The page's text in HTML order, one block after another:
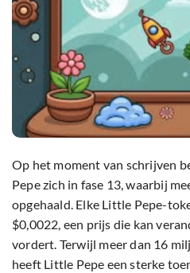
Op het moment van schrijven
Pepe zich in fase 13, waarbij
opgehaald. Elke Little Pepe-
$0,0022, een prijs die kan
vordert. Terwijl meer dan 16
heeft Little Pepe een sterke